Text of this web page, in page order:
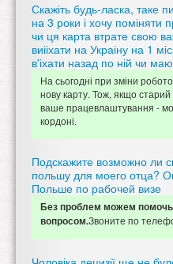
Скажіть будь-ласка, таке
на 3 роки і хочу
чи ця карта втрате свою
виііхати на Украіну на 1
в'іхати назад по ній чи маю
На сьогодні при зміни
нову карту. Тож, якщо
ваше працевлаштування -
кордоні.
Подскажите возможно ли
польшу для моего отца?
Польше по рабочей визе
Без проблем можем
вопросом.Звоните по